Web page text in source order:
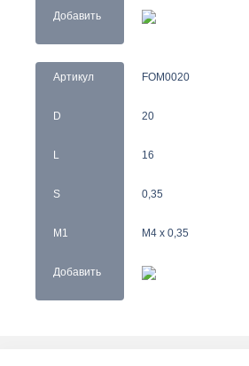
Добавить
Артикул
D
L
S
M1
Добавить
FOM0020
20
16
0,35
M4 x 0,35